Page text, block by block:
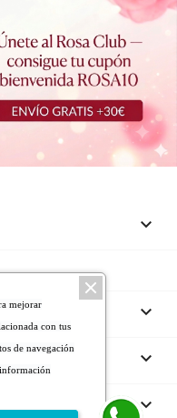




mejorar
con tus
de navegación
información